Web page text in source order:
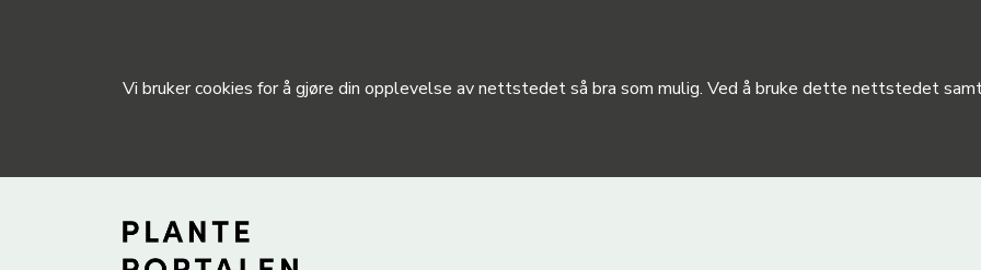
Vi bruker cookies for å gjøre din opplevelse av nettstedet så bra som mulig. Ved å bruke dette nettstedet